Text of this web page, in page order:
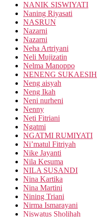
NANIK SISWIYATI
Naning Riyasati
NASRUN
Nazarni
Nazarni
Neha Artriyani
Neli Mujizatin
Nelma Manoppo
NENENG SUKAESIH
Neng aisyah
Neng Ikah
Neni nurheni
Nenny
Neti Fitriani
Ngatmi
NGATMI RUMIYATI
Ni’matul Fitriyah
Nike Jayanti
Nila Kesuma
NILA SUSANDI
Nina Kartika
Nina Martini
Nining Triani
Nirma Ismarayani
Niswatus Sholihah